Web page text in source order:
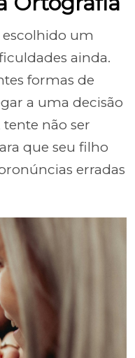
escolhido um
ainda.
formas de
a uma decisão
tente não ser
que seu filho
erradas